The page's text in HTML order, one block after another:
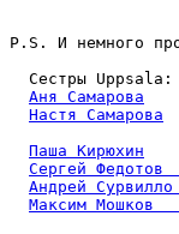
P.S. И немного
  Сестры Uppsala:
Аня Самарова
Настя Самарова
Паша Кирюхин
Сергей
Андрей
Максим Мошков